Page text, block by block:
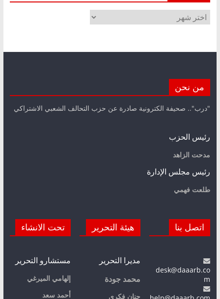
الأرشيف
من نحن
"درب".. صحيفة الكترونية صادرة عن حزب التحالف الشعبي الاشتراكي
رئيس الحزب
مدحت الزاهد
رئيس مجلس الإدارة
طلعت فهمي
اتصل بنا
desk@daaarb.co
m
هيئة التحرير
مديرا التحرير
محمد جودة
حنان فكري
تحت الانشاء
مستشارو التحرير
إلهامي الميرغي
أحمد سعد